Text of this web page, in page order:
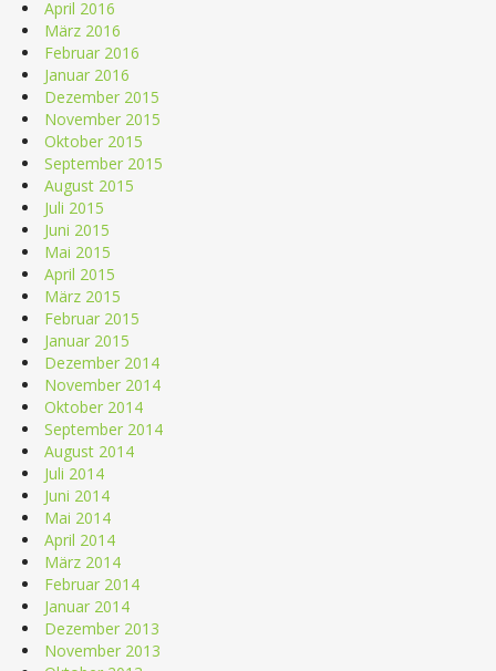
April 2016
März 2016
Februar 2016
Januar 2016
Dezember 2015
November 2015
Oktober 2015
September 2015
August 2015
Juli 2015
Juni 2015
Mai 2015
April 2015
März 2015
Februar 2015
Januar 2015
Dezember 2014
November 2014
Oktober 2014
September 2014
August 2014
Juli 2014
Juni 2014
Mai 2014
April 2014
März 2014
Februar 2014
Januar 2014
Dezember 2013
November 2013